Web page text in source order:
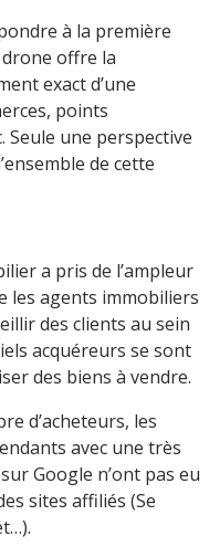
à la première
drone offre la
exact d’une
points
Seule une perspective
de cette
a pris de l’ampleur
les agents immobiliers
des clients au sein
acquéreurs se sont
des biens à vendre.
d’acheteurs, les
avec une très
Google n’ont pas eu
sites affiliés (Se